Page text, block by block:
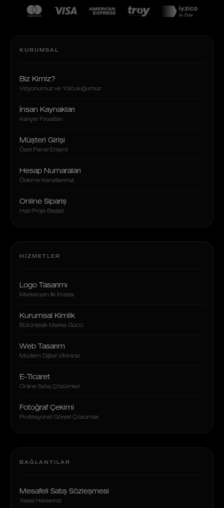
KURUMSAL
Biz Kimiz?
Vizyonumuz ve Yolculuğumuz
İnsan Kaynakları
Kariyer Fırsatları
Müşteri Girişi
Özel Panel Erişimi
Hesap Numaraları
Ödeme Kanallarımız
Online Sipariş
Hızlı Proje Başlat
HIZMETLER
Logo Tasarımı
Markanızın İlk İmzası
Kurumsal Kimlik
Bütünleşik Marka Gücü
Web Tasarım
Modern Dijital Vitrininiz
E-Ticaret
Online Satış Çözümleri
Fotoğraf Çekimi
Profesyonel Görsel Çözümler
BAĞLANTILAR
Mesafeli Satış Sözleşmesi
Yasal Haklarınız